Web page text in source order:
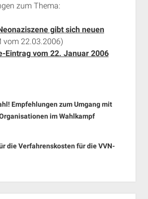
zum Thema:
gibt sich neuen
vom 22.03.2006)
Eintrag vom 22. Januar 2006
Empfehlungen zum Umgang mit
im Wahlkampf
die Verfahrenskosten für die VVN-